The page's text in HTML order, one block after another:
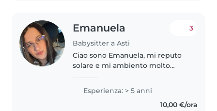
Emanuela
Babysitter a Asti
3
Ciao sono Emanuela, mi reputo
solare e mi ambiento molto
miei studi in scienze
infermieristiche. Ho esperienza
con i miei tre nipotini, li ho
Esperienza: > 5 anni
10,00 €/ora